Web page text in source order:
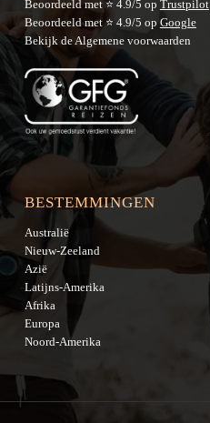
Beoordeeld met ⭐ 4.9/5 op Trustpilot
Beoordeeld met ⭐ 4.9/5 op Google
Bekijk deAlgemene voorwaarden
BESTEMMINGEN
Australië
Nieuw-Zeeland
Azië
Latijns-Amerika
Afrika
Europa
Noord-Amerika